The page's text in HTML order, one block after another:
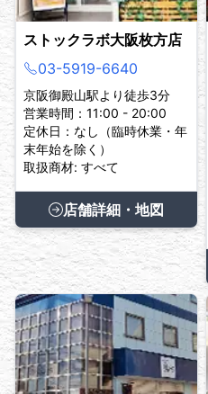
ストックラボ大阪枚方店
03-5919-6640
京阪御殿山駅より徒歩3分
営業時間：11:00 - 20:00
定休日：なし（臨時休業・年
末年始を除く）
取扱商材: すべて
店舗詳細・地図